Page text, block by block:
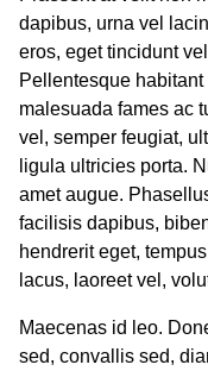
dapibus, urna vel
eros, eget tincidunt
Pellentesque
malesuada fames ac
vel, semper feugiat,
ligula ultricies porta.
amet augue.
facilisis dapibus,
hendrerit eget,
lacus, laoreet vel,
Maecenas id leo.
sed, convallis sed,